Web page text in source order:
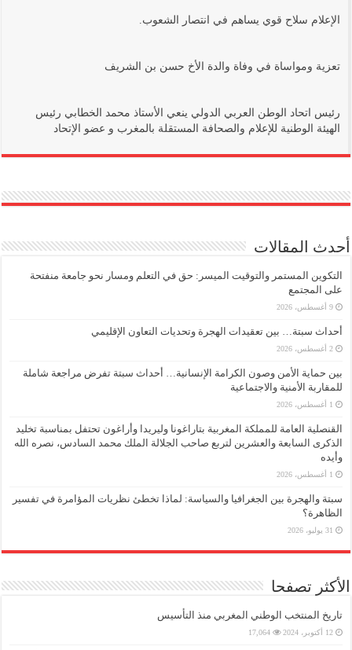
الإعلام سلاح قوي يساهم في انتصار الشعوب.
تعزية ومواساة في وفاة والدة الأخ حسن بن الشريف
رئيس اتحاد الوطن العربي الدولي ينعي الأستاذ محمد الخطابي رئيس
الهيئة الوطنية للإعلام والصحافة المستقلة بالمغرب و عضو الإتحاد
أحدث المقالات
التكوين المستمر والتوقيت الميسر: حق في التعلم ومسار نحو جامعة منفتحة
على المجتمع
9 أغسطس، 2026
أحداث سبتة… بين تعقيدات الهجرة وتحديات التعاون الإقليمي
2 أغسطس، 2026
بين حماية الأمن وصون الكرامة الإنسانية… أحداث سبتة تفرض مراجعة شاملة
للمقاربة الأمنية والاجتماعية
1 أغسطس، 2026
القنصلية العامة للمملكة المغربية بتاراغونا وليريدا وأراغون تحتفل بمناسبة تخليد
الذكرى السابعة والعشرين لتربع صاحب الجلالة الملك محمد السادس، نصره الله
وأيده
1 أغسطس، 2026
سبتة والهجرة بين الجغرافيا والسياسة: لماذا تخطئ نظريات المؤامرة في تفسير
الظاهرة؟
31 يوليو، 2026
الأكثر تصفحا
تاريخ المنتخب الوطني المغربي منذ التأسيس
12 أكتوبر، 2024 17,064